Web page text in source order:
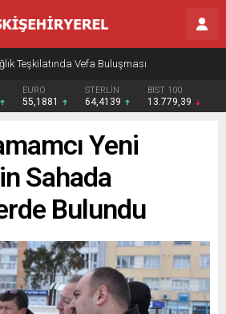
Teşkilatında Vefa Buluşması
EURO
55,1881
STERLİN
64,4139
BIST 100
13.779,39
Yeni
Sahada
Bulundu